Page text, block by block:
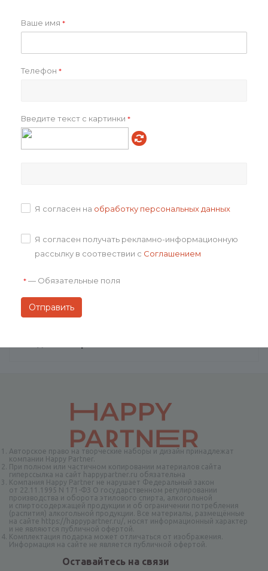
Подкладка
Объем в упаковке, см3
Артикул товара
p_04444319S
Всего товаров на складах
Оплата
Отзывы
Авторское право на творческие наборы и дизайн принадлежат
компании Happy Partner.
При полном или частичном копировании материалов сайта
гиперссылка на сайт happypartner.ru обязательна
Компания Happy Partner не нарушает Федеральный закон
от 22.11.1995 N 171-ФЗ О государственном регулировании
производства и оборота этилового спирта, алкогольной
и спиртосодержащей продукции и об ограничении потребления
(распития) алкогольной продукции. Все материалы, размещённые
на сайте https://happypartner.ru/, носят информационный характер
и не являются публичной офертой.
Комплектация подарка может отличаться от изображения.
Информация на сайте не является публичной офертой.
Оставайтесь на связи
Ваше имя *
Телефон *
Введите текст с картинки *
Я согласен на обработку персональных данных
Я согласен получать рекламно-информационную
рассылку в соотвествии с Соглашением
* — Обязательные поля